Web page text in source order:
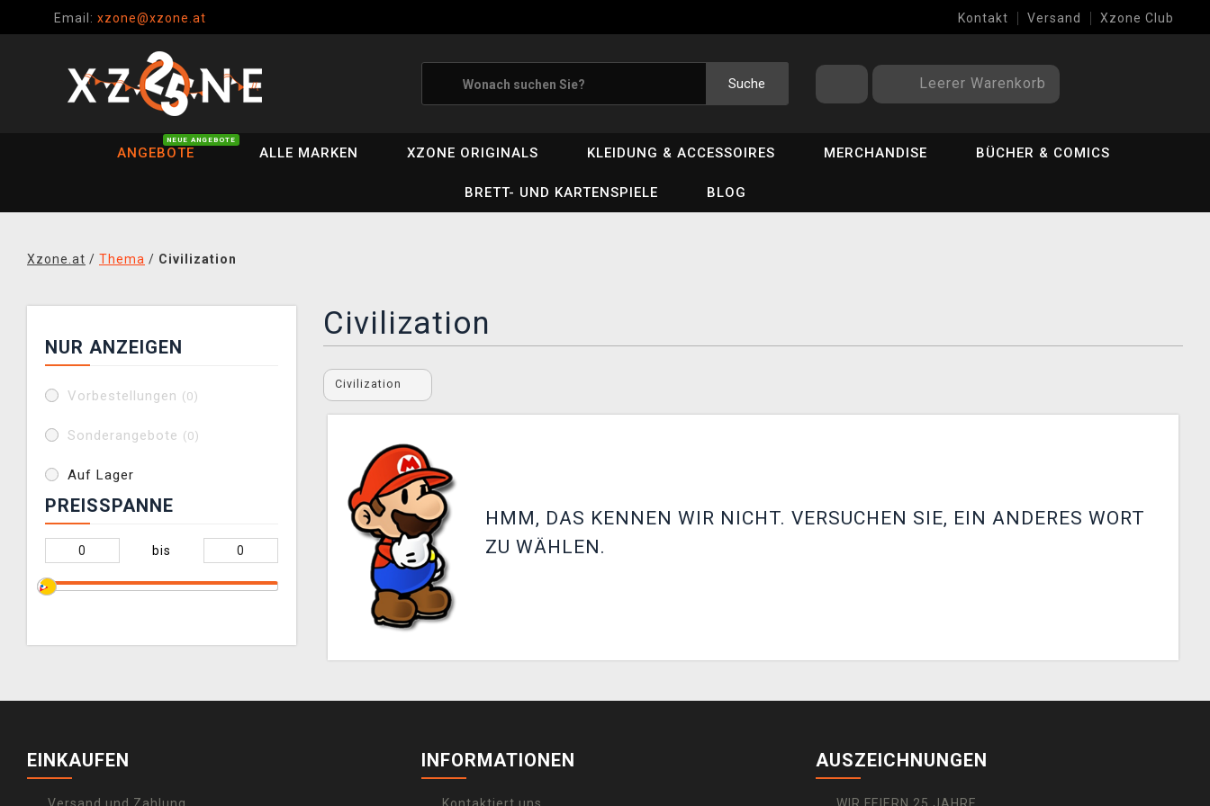
Email: xzone@xzone.at Kontakt Versand Xzone Club
Suche Leerer Warenkorb
ANGEBOTE
NEUE ANGEBOTE
ALLE MARKEN XZONE ORIGINALS KLEIDUNG & ACCESSOIRES MERCHANDISE BÜCHER & COMICS
BRETT- UND KARTENSPIELE BLOG
Xzone.at / Thema / Civilization
NUR ANZEIGEN
Vorbestellungen (0)
Sonderangebote (0)
Auf Lager
PREISSPANNE
bis
Civilization
Civilization
HMM, DAS KENNEN WIR NICHT. VERSUCHEN SIE, EIN ANDERES WORT
ZU WÄHLEN.
EINKAUFEN INFORMATIONEN AUSZEICHNUNGEN